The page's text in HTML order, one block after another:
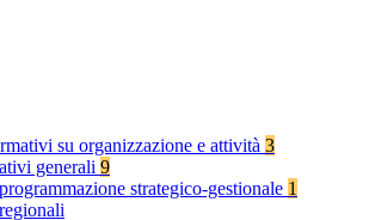
su organizzazione e attività 3
generali 9
strategico-gestionale 1